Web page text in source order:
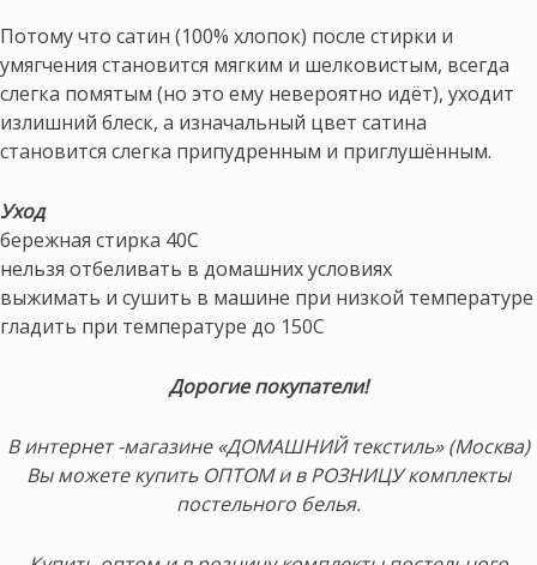
Потому что сатин (100% хлопок) после стирки и
умягчения становится мягким и шелковистым, всегда
слегка помятым (но это ему невероятно идёт), уходит
излишний блеск, а изначальный цвет сатина
становится слегка припудренным и приглушённым.
Уход
бережная стирка 40С
нельзя отбеливать в домашних условиях
выжимать и сушить в машине при низкой температуре
гладить при температуре до 150С
Дорогие покупатели!
В интернет -магазине «ДОМАШНИЙ текстиль» (Москва)
Вы можете купить ОПТОМ и в РОЗНИЦУ комплекты
постельного белья.